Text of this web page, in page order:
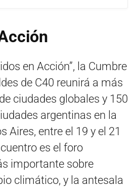
en Acción”, la Cumbre
de C40 reunirá a más
ciudades globales y 150
argentinas en la
Aires, entre el 19 y el 21
es el foro
importante sobre
climático, y la antesala